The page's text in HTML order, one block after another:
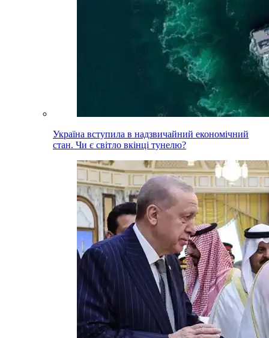
Україна вступила в надзвичайний економічний
стан. Чи є світло вкінці тунелю?